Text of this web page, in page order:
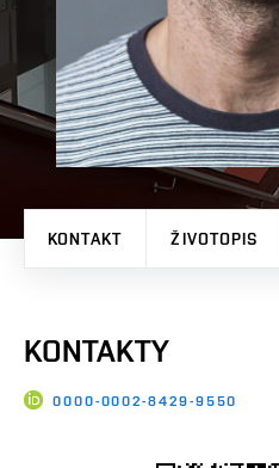
KONTAKT ŽIVOTOPIS
KONTAKTY
0000-0002-8429-9550